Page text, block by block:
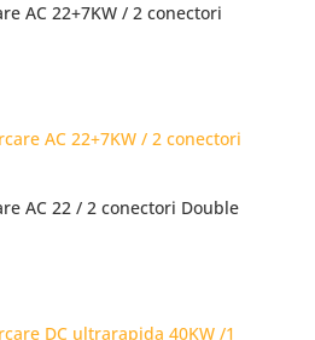
AC 22+7KW / 2 conectori
AC 22 / 2 conectori Double